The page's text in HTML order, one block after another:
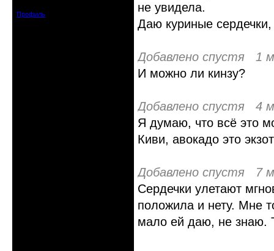
Профиль
не увидела.
Даю куриные
Добавлено спустя 1
И можно ли кинзу?
Добавлено спустя 4
Я думаю, что всё это
Киви, авокадо это
Добавлено спустя 7
Сердечки улетают
положила и нету. Мне
мало ей даю, не знаю.